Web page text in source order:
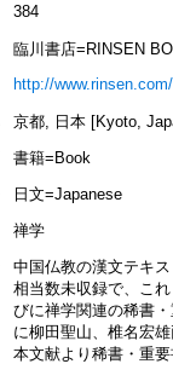
384
臨川書店=RINSEN
http://
京都, 日本 [Kyoto,
書籍=Book
日文=Japanese
禅学
中国仏教の漢文テキ
相当数未収録で、こ
びに禅学関連の稀書
に柳田聖山、椎名宏
本文献より稀書・重